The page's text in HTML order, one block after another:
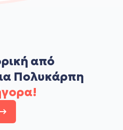
από
Πολυκάρπη